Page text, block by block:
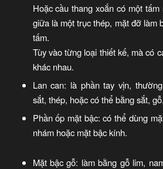
Hoặc cầu thang xoắn có một
giữa là một trục thép, mặt đỡ làm
tấm.
Tùy vào từng loại thiết kế, mà có
khác nhau.
Lan can: là phần tay vịn,
sắt, thép, hoặc có thể bằng sắt,
Phần ốp mặt bậc: có thể dùng
nhám hoặc mặt bậc kính.
Mặt bậc gỗ: làm bằng gỗ lim,